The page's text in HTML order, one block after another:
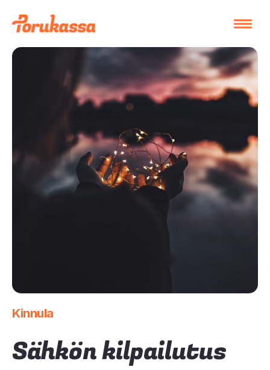
Kinnula
Sähkön kilpailutus